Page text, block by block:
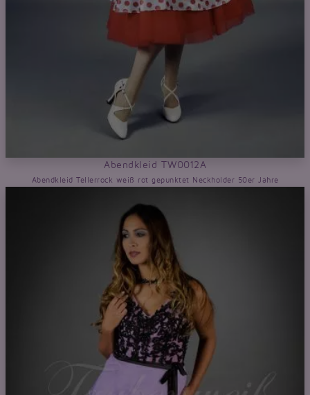
Abendkleid TW0012A
Abendkleid Tellerrock weiß rot gepunktet Neckholder 50er Jahre